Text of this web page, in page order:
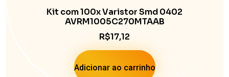
Kit com 100x Varistor Smd 0402
AVRM1005C270MTAAB
R$17,12
Adicionar ao carrinho